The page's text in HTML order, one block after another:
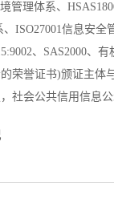
管理体系、
、ISO27001信息安全
、SAS2000、
荣誉证书)颁证主体
社会公共信用信息